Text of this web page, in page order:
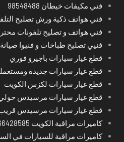
فني مكيفات خيطان 98548488
فني هواتف ذكية ورش تصليح
فني هواتف و تصليح تلفونات
فنيي تصليح طباخات و فنيوا
قطع غيار سيارات باجيرو فوري
قطع غيار سيارات جديدة
قطع غيار سيارات لكزس الكويت
قطع غيار سيارات مرسيدس
قطع غيار سيارات مرسيدس
كاميرات مراقبة الكويت 66428585
كاميرات مراقبة للسيارات في